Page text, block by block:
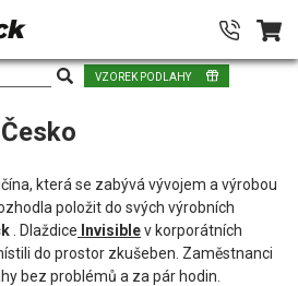
VZOREK PODLAHY
která se zabývá vývojem a výrobou
položit do svých výrobních
. Dlaždice Invisiblev korporátních
do prostor zkušeben. Zaměstnanci
bez problémů a za pár hodin.